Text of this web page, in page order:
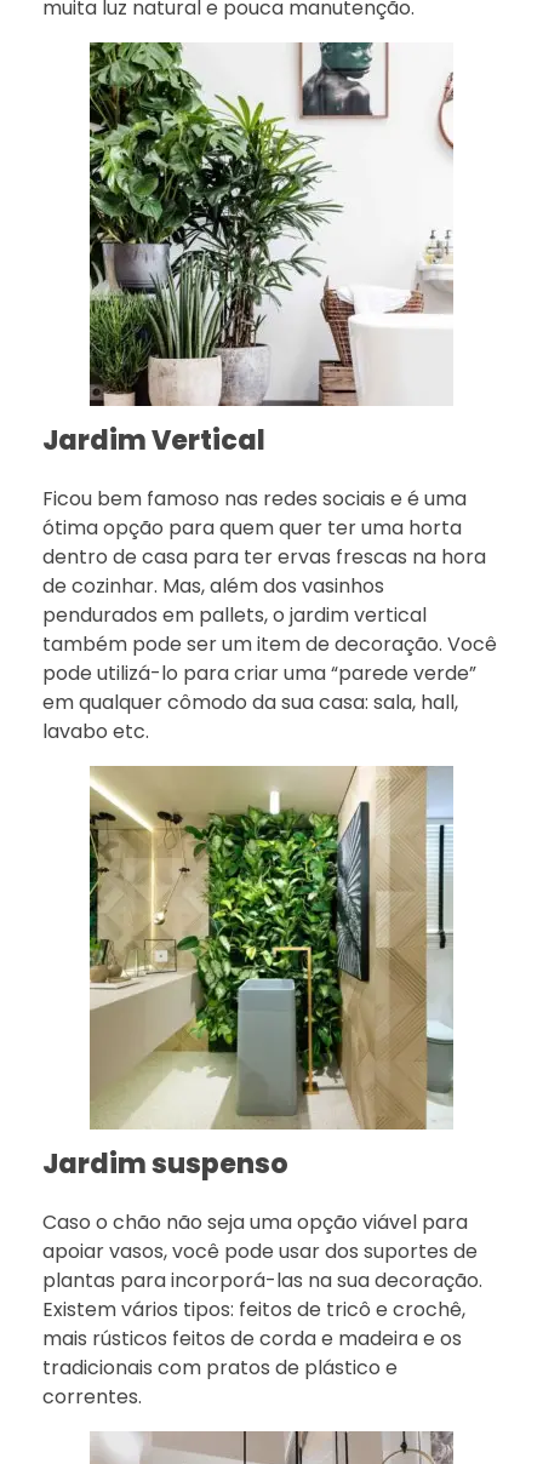
muita luz natural e pouca manutenção.
Jardim Vertical
Ficou bem famoso nas redes sociais e é uma
ótima opção para quem quer ter uma horta
dentro de casa para ter ervas frescas na hora
de cozinhar. Mas, além dos vasinhos
pendurados em pallets, o jardim vertical
também pode ser um item de decoração. Você
pode utilizá-lo para criar uma “parede verde”
em qualquer cômodo da sua casa: sala, hall,
lavabo etc.
Jardim suspenso
Caso o chão não seja uma opção viável para
apoiar vasos, você pode usar dos suportes de
plantas para incorporá-las na sua decoração.
Existem vários tipos: feitos de tricô e crochê,
mais rústicos feitos de corda e madeira e os
tradicionais com pratos de plástico e
correntes.